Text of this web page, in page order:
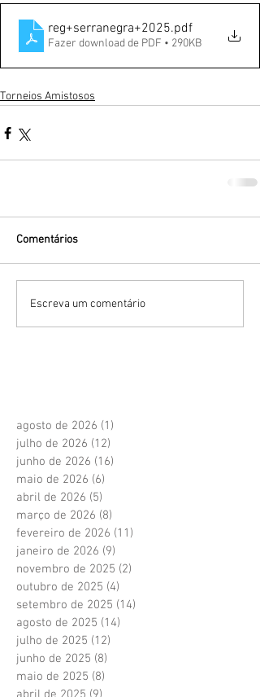
reg+serranegra+2025.pdf
Fazer download de PDF • 290KB
Torneios Amistosos
Comentários
Escreva um comentário
agosto de 2026 (1)
julho de 2026 (12)
junho de 2026 (16)
maio de 2026 (6)
abril de 2026 (5)
março de 2026 (8)
fevereiro de 2026 (11)
janeiro de 2026 (9)
novembro de 2025 (2)
outubro de 2025 (4)
setembro de 2025 (14)
agosto de 2025 (14)
julho de 2025 (12)
junho de 2025 (8)
maio de 2025 (8)